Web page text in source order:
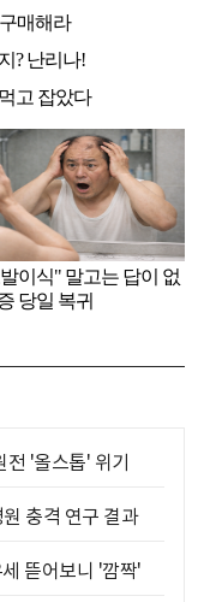
전 '올스톱' 위기
충격 연구 결과
뜯어보니 '깜짝'